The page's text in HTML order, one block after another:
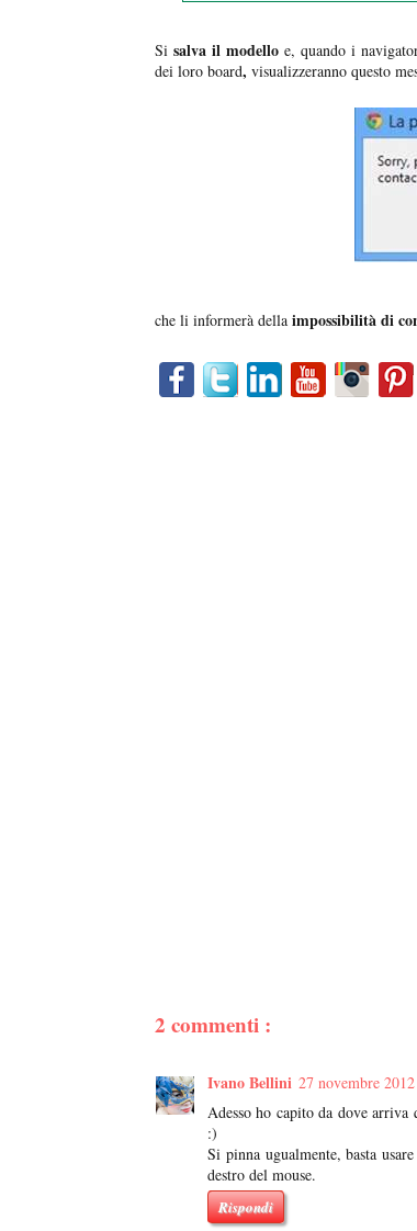
Sisalva il modello e, quando i
dei loro board, visualizzeranno questo
che li informerà della impossibilità di
2 commenti :
Ivano Bellini 27 novembre
Adesso ho capito da dove
:)
Si pinna ugualmente, basta
destro del mouse.
Rispondi